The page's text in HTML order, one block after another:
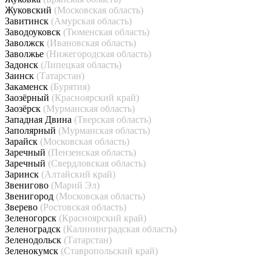
Жуковский (Московская область)
Завитинск (Амурская область)
Заводоуковск (Тюменская область)
Заволжск (Ивановская область)
Заволжье (Нижегородская область)
Задонск (Липецкая область)
Заинск (Татарстан)
Закаменск (Бурятия)
Заозёрный (Красноярский край)
Заозёрск (Мурманская область)
Западная Двина (Тверская область)
Заполярный (Мурманская область)
Зарайск (Московская область)
Заречный (Пензенская область)
Заречный (Свердловская область)
Заринск (Алтайский край)
Звенигово (Марий Эл)
Звенигород (Московская область)
Зверево (Ростовская область)
Зеленогорск (Красноярский край)
Зеленоградск (Калининградская область)
Зеленодольск (Татарстан)
Зеленокумск (Ставропольский край)